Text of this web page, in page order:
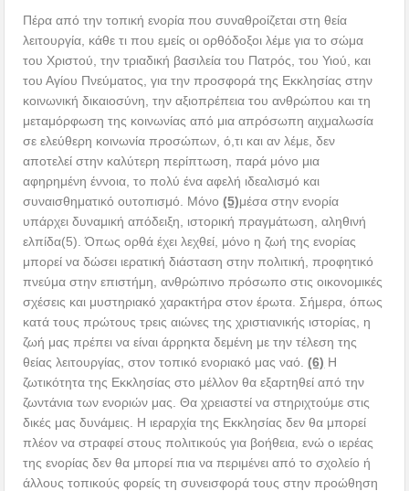
Πέρα από την τοπική ενορία που συναθροίζεται στη θεία
λειτουργία, κάθε τι που εμείς οι ορθόδοξοι λέμε για το σώμα
του Χριστού, την τριαδική βασιλεία του Πατρός, του Υιού, και
του Αγίου Πνεύματος, για την προσφορά της Εκκλησίας στην
κοινωνική δικαιοσύνη, την αξιοπρέπεια του ανθρώπου και τη
μεταμόρφωση της κοινωνίας από μια απρόσωπη αιχμαλωσία
σε ελεύθερη κοινωνία προσώπων, ό,τι και αν λέμε, δεν
αποτελεί στην καλύτερη περίπτωση, παρά μόνο μια
αφηρημένη έννοια, το πολύ ένα αφελή ιδεαλισμό και
συναισθηματικό ουτοπισμό. Μόνο(5)μέσα στην ενορία
υπάρχει δυναμική απόδειξη, ιστορική πραγμάτωση, αληθινή
ελπίδα(5). Όπως ορθά έχει λεχθεί, μόνο η ζωή της ενορίας
μπορεί να δώσει ιερατική διάσταση στην πολιτική, προφητικό
πνεύμα στην επιστήμη, ανθρώπινο πρόσωπο στις οικονομικές
σχέσεις και μυστηριακό χαρακτήρα στον έρωτα. Σήμερα, όπως
κατά τους πρώτους τρεις αιώνες της χριστιανικής ιστορίας, η
ζωή μας πρέπει να είναι άρρηκτα δεμένη με την τέλεση της
θείας λειτουργίας, στον τοπικό ενοριακό μας ναό.(6) Η
ζωτικότητα της Εκκλησίας στο μέλλον θα εξαρτηθεί από την
ζωντάνια των ενοριών μας. Θα χρειαστεί να στηριχτούμε στις
δικές μας δυνάμεις. Η ιεραρχία της Εκκλησίας δεν θα μπορεί
πλέον να στραφεί στους πολιτικούς για βοήθεια, ενώ ο ιερέας
της ενορίας δεν θα μπορεί πια να περιμένει από το σχολείο ή
άλλους τοπικούς φορείς τη συνεισφορά τους στην προώθηση